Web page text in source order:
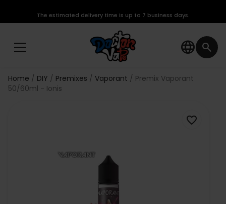
language search
The estimated delivery time is up to 7 business days.
Home DIY Premixes Vaporant
Premix Vaporant
50/60ml - Ionis
favorite_border